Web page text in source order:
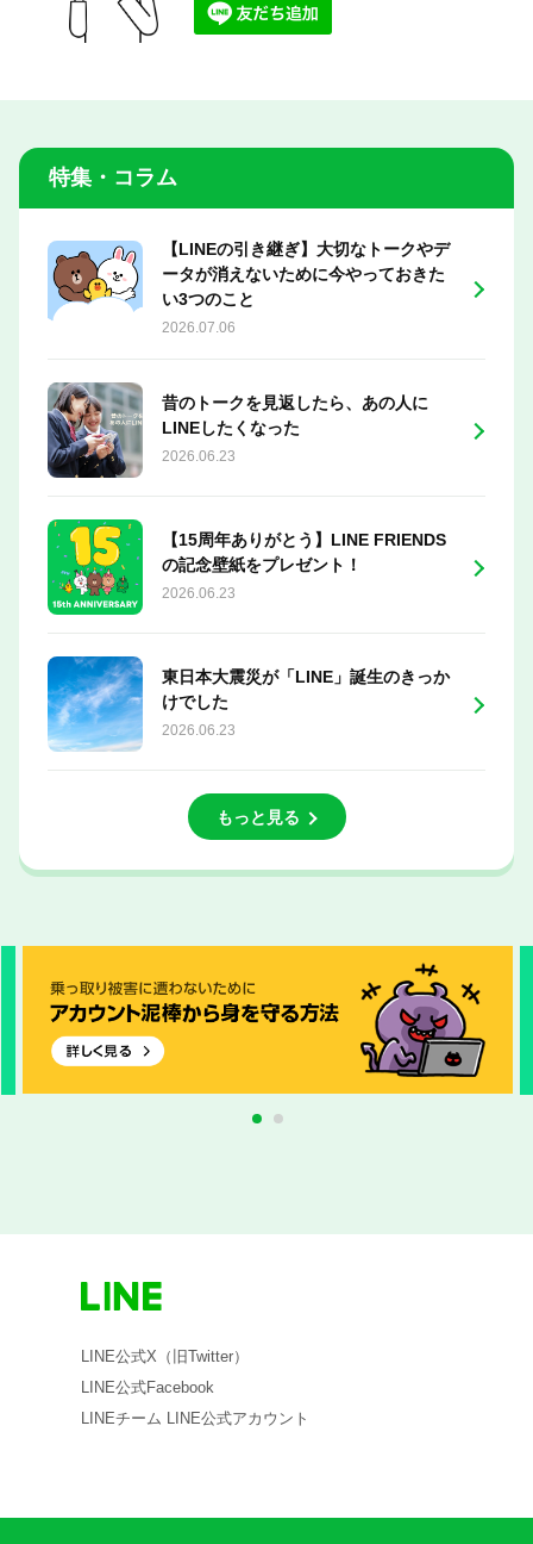
特集・コラム
【LINEの引き継ぎ】大切なトークやデ
ータが消えないために今やっておきた
い3つのこと
2026.07.06
昔のトークを見返したら、あの人に
LINEしたくなった
2026.06.23
【15周年ありがとう】LINE FRIENDS
の記念壁紙をプレゼント！
2026.06.23
東日本大震災が「LINE」誕生のきっか
けでした
2026.06.23
もっと見る
1 2
LINE公式X（旧Twitter）
LINE公式Facebook
LINEチーム LINE公式アカウント